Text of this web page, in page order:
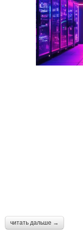
читать дальше →